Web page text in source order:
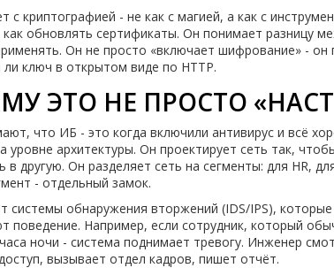
с криптографией - не как с магией, а как с
как обновлять сертификаты. Он понимает
Он не просто «включает шифрование» - он
ли ключ в открытом виде по HTTP.
ЭТО НЕ ПРОСТО
что ИБ - это когда включили антивирус и всё
уровне архитектуры. Он проектирует сеть так,
в другую. Он разделяет сеть на сегменты: для HR,
- отдельный замок.
системы обнаружения вторжений (IDS/IPS),
поведение. Например, если сотрудник, который
ночи - система поднимает тревогу. Инженер
вызывает отдел кадров, пишет отчёт.